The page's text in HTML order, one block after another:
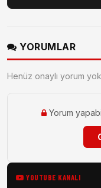
YORUMLAR
Henüz onaylı yorum
Yorum
YOUTUBE KANALI